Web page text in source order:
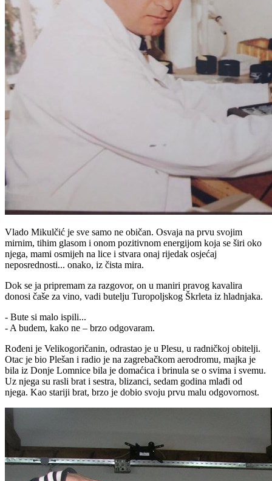
Vlado Mikulčić je sve samo ne običan. Osvaja na prvu svojim
mirnim, tihim glasom i onom pozitivnom energijom koja se širi oko
njega, mami osmijeh na lice i stvara onaj rijedak osjećaj
neposrednosti... onako, iz čista mira.
Dok se ja pripremam za razgovor, on u maniri pravog kavalira
donosi čaše za vino, vadi butelju Turopoljskog Škrleta iz hladnjaka.
- Bute si malo ispili...
- A budem, kako ne – brzo odgovaram.
Rođeni je Velikogoričanin, odrastao je u Plesu, u radničkoj obitelji.
Otac je bio Plešan i radio je na zagrebačkom aerodromu, majka je
bila iz Donje Lomnice bila je domaćica i brinula se o svima i svemu.
Uz njega su rasli brat i sestra, blizanci, sedam godina mlađi od
njega. Kao stariji brat, brzo je dobio svoju prvu malu odgovornost.